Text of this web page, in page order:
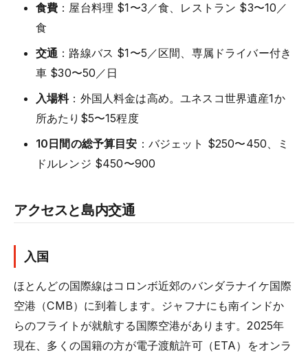
食費 ：屋台料理 $1〜3／食、レストラン $3〜10／
食
交通 ：路線バス $1〜5／区間、専属ドライバー付き
車 $30〜50／日
入場料：外国人料金は高め。ユネスコ世界遺産1か
所あたり$5〜15程度
10日間の総予算目安 ：バジェット $250〜450、ミ
ドルレンジ $450〜900
アクセスと島内交通
入国
ほとんどの国際線はコロンボ近郊のバンダラナイケ国際
空港（CMB）に到着します。ジャフナにも南インドか
らのフライトが就航する国際空港があります。2025年
現在、多くの国籍の方が電子渡航許可（ETA）をオンラ